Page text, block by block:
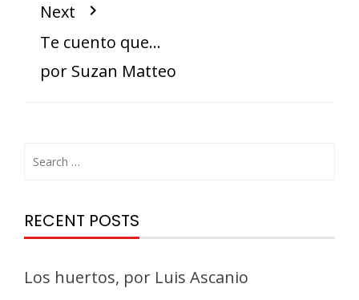
Next
Te cuento que…
por Suzan Matteo
RECENT POSTS
Los huertos, por Luis Ascanio